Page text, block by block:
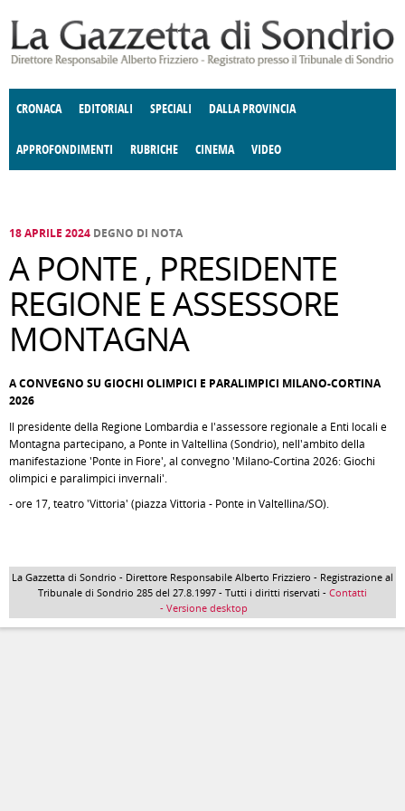
CRONACA EDITORIALI SPECIALI DALLA PROVINCIA
APPROFONDIMENTI
E SPETTACOLI POLITICA
RUBRICHE
DELLE IDEE FATTI DELLO SPIRITO
CINEMA VIDEO
18 APRILE 2024 DEGNO DI NOTA
A PONTE , PRESIDENTE
REGIONE E ASSESSORE
MONTAGNA
A CONVEGNO SU GIOCHI OLIMPICI E PARALIMPICI MILANO-CORTINA
2026
Il presidente della Regione Lombardia e l'assessore regionale a Enti locali e
Montagna partecipano, a Ponte in Valtellina (Sondrio), nell'ambito della
manifestazione 'Ponte in Fiore', al convegno 'Milano-Cortina 2026: Giochi
olimpici e paralimpici invernali'.
- ore 17, teatro 'Vittoria' (piazza Vittoria - Ponte in Valtellina/SO).
La Gazzetta di Sondrio - Direttore Responsabile Alberto Frizziero - Registrazione al
Tribunale di Sondrio 285 del 27.8.1997 - Tutti i diritti riservati - Contatti
- Versione desktop